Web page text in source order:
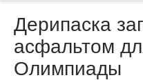
Дерипаска
асфальтом
Олимпиады